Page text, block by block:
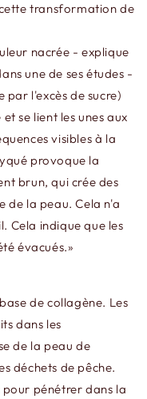
transformation de
nacrée - explique
une de ses études -
l'excès de sucre)
se lient les unes aux
visibles à la
provoque la
brun, qui crée des
de la peau. Cela n'a
Cela indique que les
évacués.»
de collagène. Les
dans les
de la peau de
déchets de pêche.
pénétrer dans la